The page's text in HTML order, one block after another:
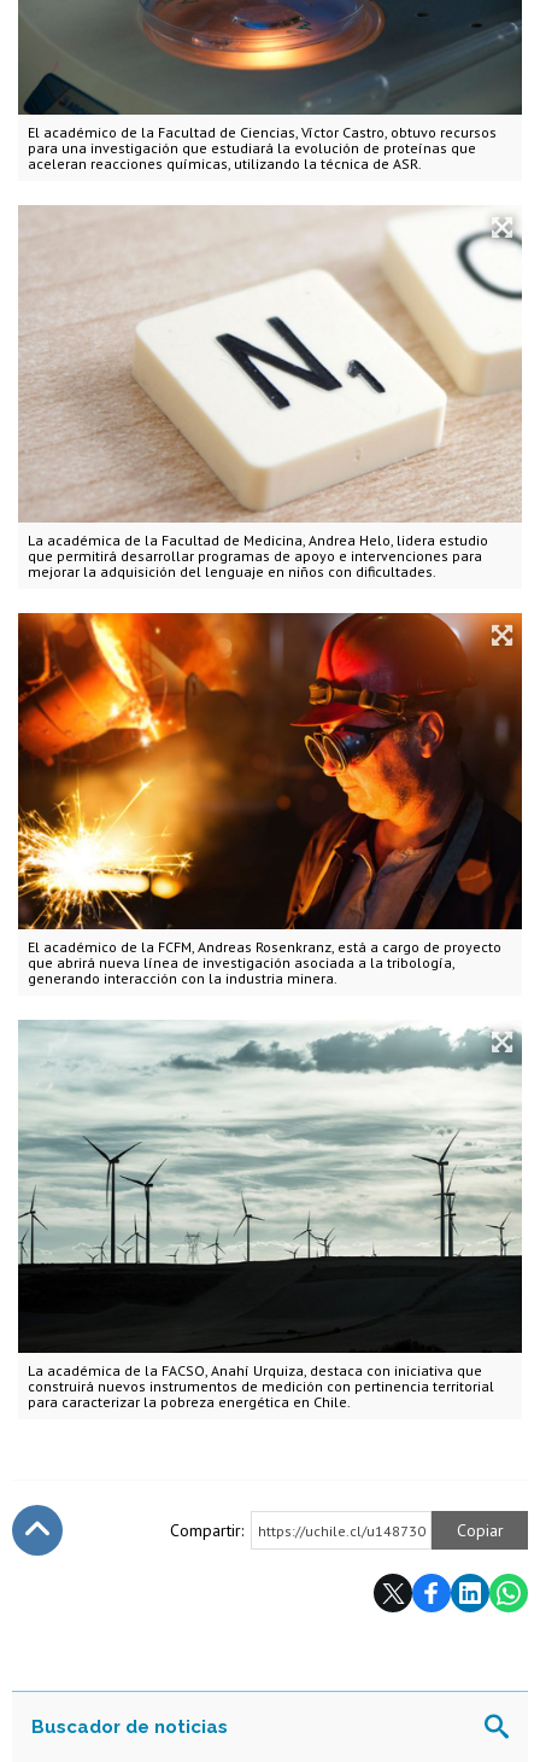
El académico de la Facultad de Ciencias, Víctor Castro, obtuvo recursos
para una investigación que estudiará la evolución de proteínas que
aceleran reacciones químicas, utilizando la técnica de ASR.
La académica de la Facultad de Medicina, Andrea Helo, lidera estudio
que permitirá desarrollar programas de apoyo e intervenciones para
mejorar la adquisición del lenguaje en niños con dificultades.
El académico de la FCFM, Andreas Rosenkranz, está a cargo de proyecto
que abrirá nueva línea de investigación asociada a la tribología,
generando interacción con la industria minera.
La académica de la FACSO, Anahí Urquiza, destaca con iniciativa que
construirá nuevos instrumentos de medición con pertinencia territorial
para caracterizar la pobreza energética en Chile.
Compartir: https://uchile.cl/u148730 Copiar